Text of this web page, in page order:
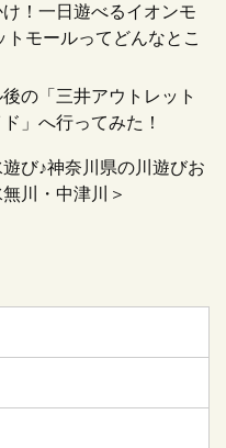
！一日遊べるイオンモ
モールってどんなとこ
の「三井アウトレット
」へ行ってみた！
び♪神奈川県の川遊びお
川・中津川＞